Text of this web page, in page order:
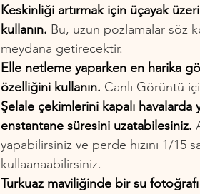
Keskinliği artırmak için üçayak
kullanın. Bu, uzun pozlamalar söz
meydana getirecektir.
Elle netleme yaparken en harika
özelliğini kullanın. Canlı Görüntü
Şelale çekimlerini kapalı
enstantane süresini uzatabilesiniz.
yapabilirsiniz ve perde hızını 1/
kullaanaabilirsiniz.
Turkuaz maviliğinde bir su